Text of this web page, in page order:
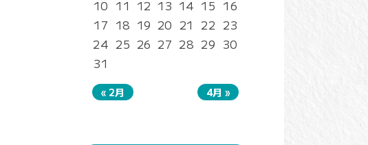
10 11 12 13 14 15 16
17 18 19 20 21 22 23
24 25 26 27 28 29 30
31
« 2月 4月 »